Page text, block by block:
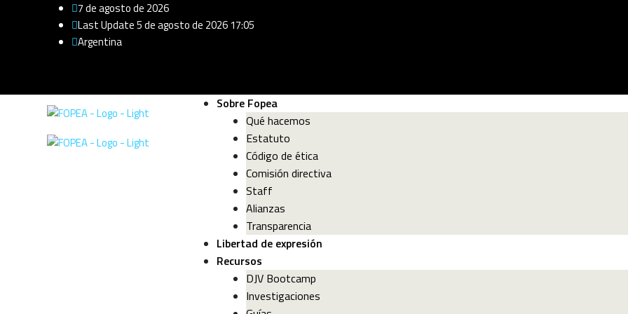
7 de agosto de 2026
Last Update 5 de agosto de 2026 17:05
Argentina
Sobre Fopea
Qué hacemos
Estatuto
Código de ética
Comisión directiva
Staff
Alianzas
Transparencia
Libertad de expresión
Recursos
DJV Bootcamp
Investigaciones